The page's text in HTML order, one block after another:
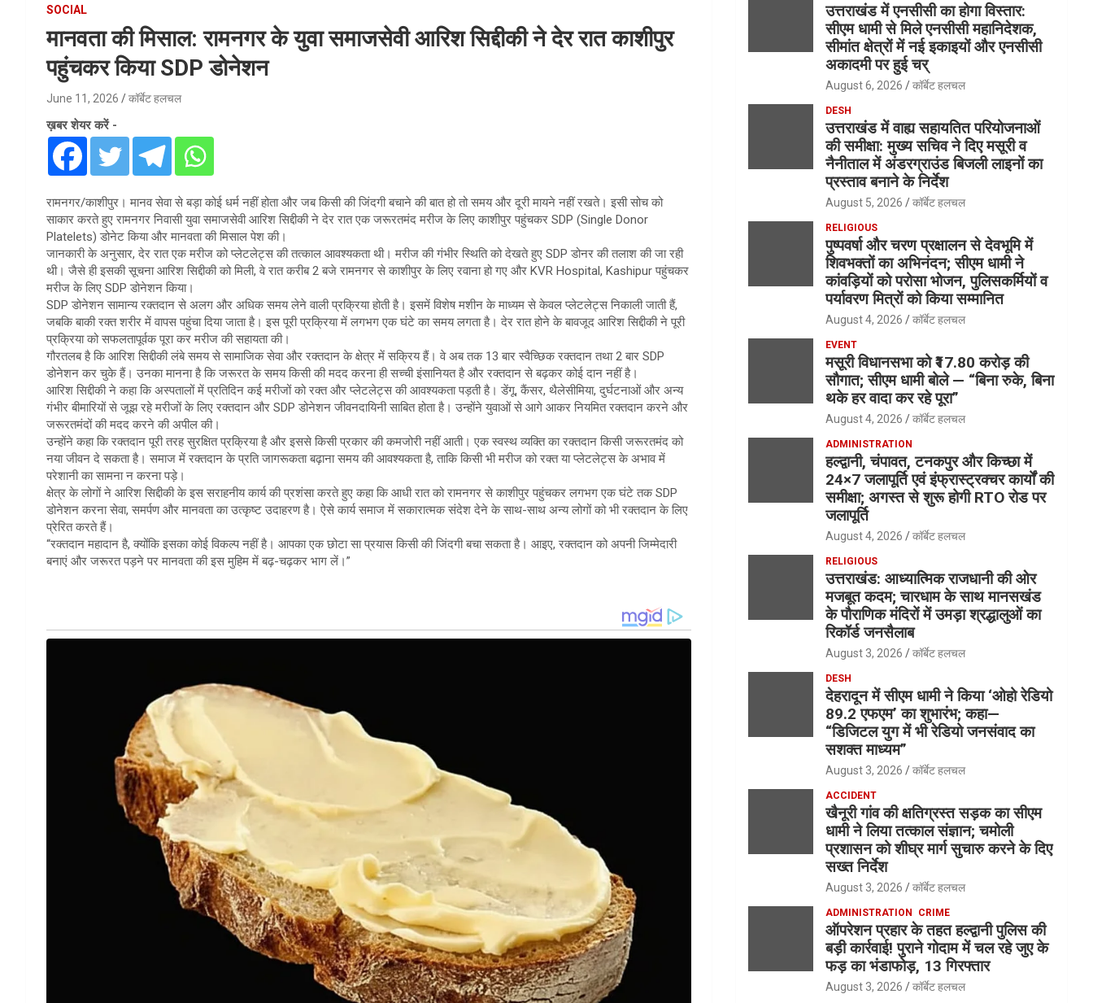
SOCIAL
मानवता की मिसाल: रामनगर के युवा समाजसेवी आरिश सिद्दीकी ने देर रात काशीपुर
पहुंचकर किया SDP डोनेशन
June 11, 2026 कॉर्बेट हलचल
ख़बर शेयर करें -
रामनगर/काशीपुर। मानव सेवा से बड़ा कोई धर्म नहीं होता और जब किसी की जिंदगी बचाने की बात हो तो समय और दूरी मायने नहीं रखते। इसी सोच को
साकार करते हुए रामनगर निवासी युवा समाजसेवी आरिश सिद्दीकी ने देर रात एक जरूरतमंद मरीज के लिए काशीपुर पहुंचकर SDP (Single Donor
Platelets) डोनेट किया और मानवता की मिसाल पेश की।
जानकारी के अनुसार, देर रात एक मरीज को प्लेटलेट्स की तत्काल आवश्यकता थी। मरीज की गंभीर स्थिति को देखते हुए SDP डोनर की तलाश की जा रही
थी। जैसे ही इसकी सूचना आरिश सिद्दीकी को मिली, वे रात करीब 2 बजे रामनगर से काशीपुर के लिए रवाना हो गए और KVR Hospital, Kashipur पहुंचकर
मरीज के लिए SDP डोनेशन किया।
SDP डोनेशन सामान्य रक्तदान से अलग और अधिक समय लेने वाली प्रक्रिया होती है। इसमें विशेष मशीन के माध्यम से केवल प्लेटलेट्स निकाली जाती हैं,
जबकि बाकी रक्त शरीर में वापस पहुंचा दिया जाता है। इस पूरी प्रक्रिया में लगभग एक घंटे का समय लगता है। देर रात होने के बावजूद आरिश सिद्दीकी ने पूरी
प्रक्रिया को सफलतापूर्वक पूरा कर मरीज की सहायता की।
गौरतलब है कि आरिश सिद्दीकी लंबे समय से सामाजिक सेवा और रक्तदान के क्षेत्र में सक्रिय हैं। वे अब तक 13 बार स्वैच्छिक रक्तदान तथा 2 बार SDP
डोनेशन कर चुके हैं। उनका मानना है कि जरूरत के समय किसी की मदद करना ही सच्ची इंसानियत है और रक्तदान से बढ़कर कोई दान नहीं है।
आरिश सिद्दीकी ने कहा कि अस्पतालों में प्रतिदिन कई मरीजों को रक्त और प्लेटलेट्स की आवश्यकता पड़ती है। डेंगू, कैंसर, थैलेसीमिया, दुर्घटनाओं और अन्य
गंभीर बीमारियों से जूझ रहे मरीजों के लिए रक्तदान और SDP डोनेशन जीवनदायिनी साबित होता है। उन्होंने युवाओं से आगे आकर नियमित रक्तदान करने और
जरूरतमंदों की मदद करने की अपील की।
उन्होंने कहा कि रक्तदान पूरी तरह सुरक्षित प्रक्रिया है और इससे किसी प्रकार की कमजोरी नहीं आती। एक स्वस्थ व्यक्ति का रक्तदान किसी जरूरतमंद को
नया जीवन दे सकता है। समाज में रक्तदान के प्रति जागरूकता बढ़ाना समय की आवश्यकता है, ताकि किसी भी मरीज को रक्त या प्लेटलेट्स के अभाव में
परेशानी का सामना न करना पड़े।
क्षेत्र के लोगों ने आरिश सिद्दीकी के इस सराहनीय कार्य की प्रशंसा करते हुए कहा कि आधी रात को रामनगर से काशीपुर पहुंचकर लगभग एक घंटे तक SDP
डोनेशन करना सेवा, समर्पण और मानवता का उत्कृष्ट उदाहरण है। ऐसे कार्य समाज में सकारात्मक संदेश देने के साथ-साथ अन्य लोगों को भी रक्तदान के लिए
प्रेरित करते हैं।
“रक्तदान महादान है, क्योंकि इसका कोई विकल्प नहीं है। आपका एक छोटा सा प्रयास किसी की जिंदगी बचा सकता है। आइए, रक्तदान को अपनी जिम्मेदारी
बनाएं और जरूरत पड़ने पर मानवता की इस मुहिम में बढ़-चढ़कर भाग लें।”
उत्तराखंड में एनसीसी का होगा विस्तार:
सीएम धामी से मिले एनसीसी महानिदेशक,
सीमांत क्षेत्रों में नई इकाइयों और एनसीसी
अकादमी पर हुई चर्
August 6, 2026 कॉर्बेट हलचल
DESH
उत्तराखंड में वाह्य सहायतित परियोजनाओं
की समीक्षा: मुख्य सचिव ने दिए मसूरी व
नैनीताल में अंडरग्राउंड बिजली लाइनों का
प्रस्ताव बनाने के निर्देश
August 5, 2026 कॉर्बेट हलचल
RELIGIOUS
पुष्पवर्षा और चरण प्रक्षालन से देवभूमि में
शिवभक्तों का अभिनंदन; सीएम धामी ने
कांवड़ियों को परोसा भोजन, पुलिसकर्मियों व
पर्यावरण मित्रों को किया सम्मानित
August 4, 2026 कॉर्बेट हलचल
EVENT
मसूरी विधानसभा को ₹17.80 करोड़ की
सौगात; सीएम धामी बोले — “बिना रुके, बिना
थके हर वादा कर रहे पूरा”
August 4, 2026 कॉर्बेट हलचल
ADMINISTRATION
हल्द्वानी, चंपावत, टनकपुर और किच्छा में
24×7 जलापूर्ति एवं इंफ्रास्ट्रक्चर कार्यों की
समीक्षा; अगस्त से शुरू होगी RTO रोड पर
जलापूर्ति
August 4, 2026 कॉर्बेट हलचल
RELIGIOUS
उत्तराखंड: आध्यात्मिक राजधानी की ओर
मजबूत कदम; चारधाम के साथ मानसखंड
के पौराणिक मंदिरों में उमड़ा श्रद्धालुओं का
रिकॉर्ड जनसैलाब
August 3, 2026 कॉर्बेट हलचल
DESH
देहरादून में सीएम धामी ने किया ‘ओहो रेडियो
89.2 एफएम’ का शुभारंभ; कहा—
“डिजिटल युग में भी रेडियो जनसंवाद का
सशक्त माध्यम”
August 3, 2026 कॉर्बेट हलचल
ACCIDENT
खैनूरी गांव की क्षतिग्रस्त सड़क का सीएम
धामी ने लिया तत्काल संज्ञान; चमोली
प्रशासन को शीघ्र मार्ग सुचारु करने के दिए
सख्त निर्देश
August 3, 2026 कॉर्बेट हलचल
ADMINISTRATION CRIME
ऑपरेशन प्रहार के तहत हल्द्वानी पुलिस की
बड़ी कार्रवाई! पुराने गोदाम में चल रहे जुए के
फड़ का भंडाफोड़, 13 गिरफ्तार
August 3, 2026 कॉर्बेट हलचल